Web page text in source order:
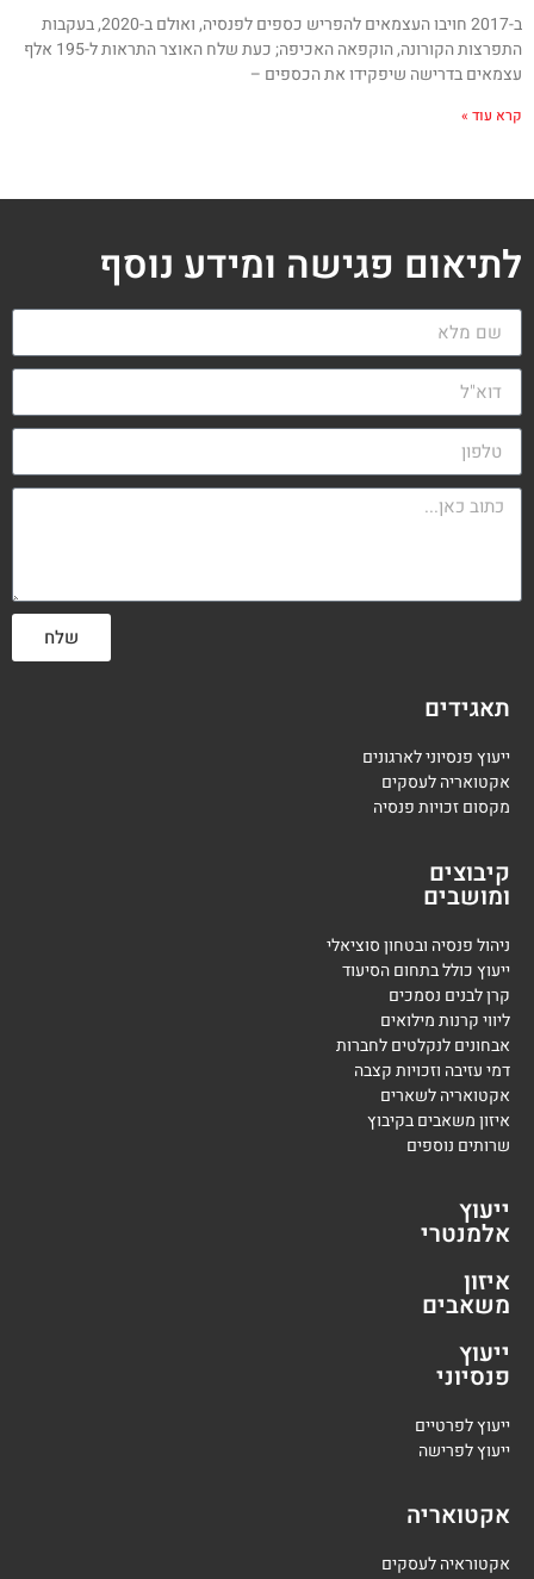
ב-2017 חויבו העצמאים להפריש כספים לפנסיה, ואולם ב-2020, בעקבות
התפרצות הקורונה, הוקפאה האכיפה; כעת שלח האוצר התראות ל-195 אלף
עצמאים בדרישה שיפקידו את הכספים –
קרא עוד »
לתיאום פגישה ומידע נוסף
שלח
תאגידים
ייעוץ פנסיוני לארגונים
אקטואריה לעסקים
מקסום זכויות פנסיה
קיבוצים
ומושבים
ניהול פנסיה ובטחון סוציאלי
ייעוץ כולל בתחום הסיעוד
קרן לבנים נסמכים
ליווי קרנות מילואים
אבחונים לנקלטים לחברות
דמי עזיבה וזכויות קצבה
אקטואריה לשארים
איזון משאבים בקיבוץ
שרותים נוספים
ייעוץ
אלמנטרי
איזון
משאבים
ייעוץ
פנסיוני
ייעוץ לפרטיים
ייעוץ לפרישה
אקטואריה
אקטוראיה לעסקים